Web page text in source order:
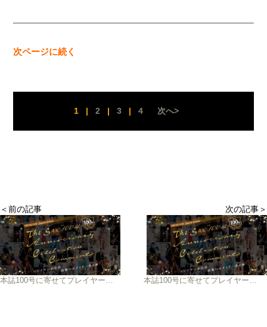
次ページに続く
1 | 2 | 3 | 4 次へ>
＜前の記事
本誌100号に寄せてプレイヤーから届いたお祝いコメント一挙公開！ Part 6
次の記事＞
本誌100号に寄せてプレイヤーから届いたお祝いコメント一挙公開！ Part 8